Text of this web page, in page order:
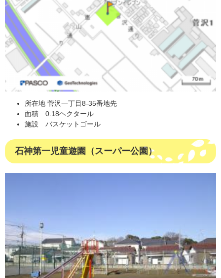
所在地 菅沢一丁目8-35番地先
面積 0.18ヘクタール
施設 バスケットゴール
石神第一児童遊園（スーパー公園）